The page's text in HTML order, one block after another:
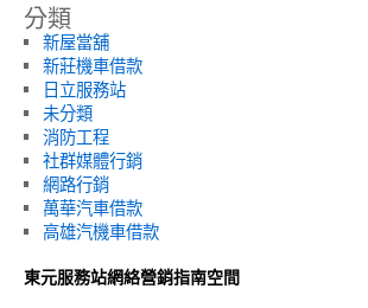
分類
新屋當舖
新莊機車借款
日立服務站
未分類
消防工程
社群媒體行銷
網路行銷
萬華汽車借款
高雄汽機車借款
東元服務站網絡營銷指南空間